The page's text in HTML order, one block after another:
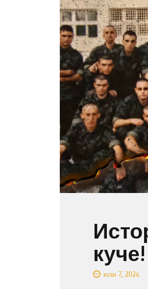
юли 7, 2026